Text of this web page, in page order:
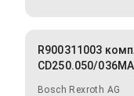
R900311003
CD250.050/
Bosch Rexroth AG